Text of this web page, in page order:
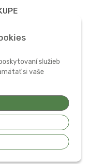
služieb
si vaše
údajov
• tvorba eshopu cez